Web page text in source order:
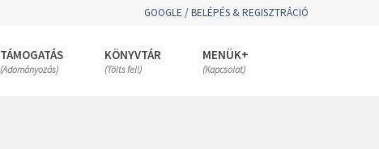
GOOGLE / BELÉPÉS & REGISZTRÁCIÓ
TÁMOGATÁS
(Adományozás)
KÖNYVTÁR
(Tölts fel!)
MENÜK+
(Kapcsolat)